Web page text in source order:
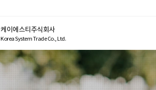
케이에스티주식회사
Korea System Trade Co., Ltd.